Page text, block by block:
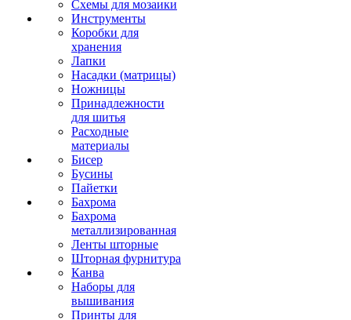
Схемы для мозаики
Инструменты
Коробки для
хранения
Лапки
Насадки (матрицы)
Ножницы
Принадлежности
для шитья
Расходные
материалы
Бисер
Бусины
Пайетки
Бахрома
Бахрома
металлизированная
Ленты шторные
Шторная фурнитура
Канва
Наборы для
вышивания
Принты для